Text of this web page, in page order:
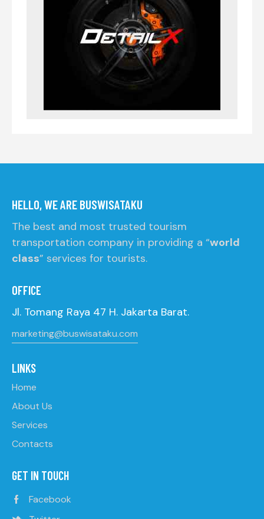
HELLO, WE ARE BUSWISATAKU
The best and most trusted tourism
transportation company in providing a “world
class” services for tourists.
OFFICE
Jl. Tomang Raya 47 H. Jakarta Barat.
marketing@buswisataku.com
LINKS
Home
About Us
Services
Contacts
GET IN TOUCH
Facebook